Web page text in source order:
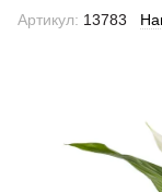
Артикул: 13783